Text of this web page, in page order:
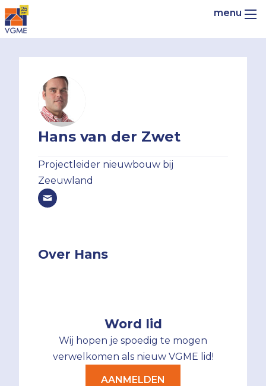
Hans van der Zwet
Projectleider nieuwbouw bij
Zeeuwland
Word lid
Wij hopen je spoedig te mogen
verwelkomen als nieuw VGME lid!
AANMELDEN
Over Hans